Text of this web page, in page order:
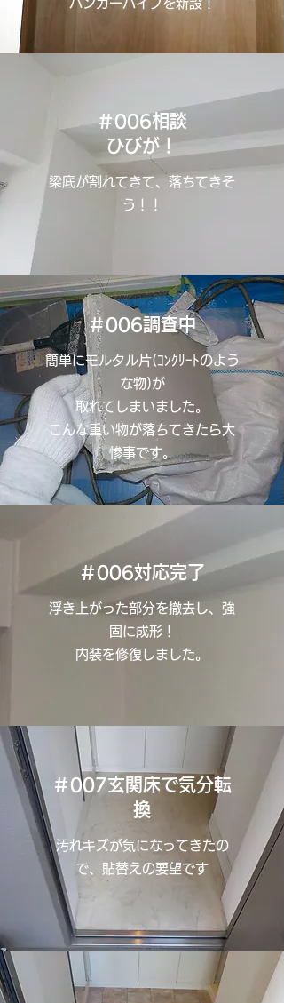
ハンガーパイプを新設！
＃006相談
ひびが！
梁底が割れてきて、落ちてきそ
う！！
＃006調査中
簡単にモルタル片(ｺﾝｸﾘｰﾄのよう
な物)が
取れてしまいました。
こんな重い物が落ちてきたら大
惨事です。
＃006対応完了
浮き上がった部分を撤去し、強
固に成形！
内装を修復しました。
＃007玄関床で気分転
換
汚れキズが気になってきたの
で、貼替えの要望です